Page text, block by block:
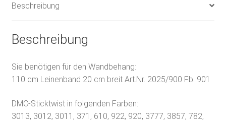
Beschreibung
Beschreibung
Sie benötigen für den Wandbehang:
110 cm Leinenband 20 cm breit Art.Nr. 2025/900 Fb. 901
DMC-Sticktwist in folgenden Farben:
3013, 3012, 3011, 371, 610, 922, 920, 3777, 3857, 782,